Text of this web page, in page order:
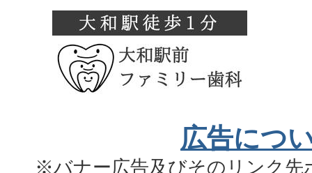
広告につ
※バナー広告及びそのリンク先